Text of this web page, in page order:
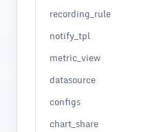
recording_rule
notify_tpl
metric_view
datasource
configs
chart_share